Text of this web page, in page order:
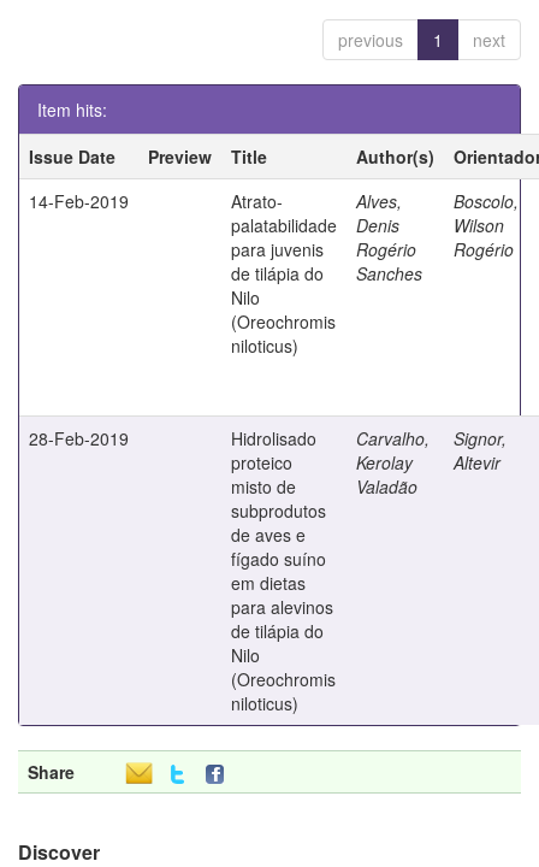
previous 1 next
Item hits:
Issue Date
Preview Title Author(s)
14-Feb-2019
Atrato-
palatabilidade
para juvenis
de tilápia do
Nilo
(Oreochromis
niloticus)
Alves,
Denis
Rogério
Sanches
Boscolo,
Wilson
Rogério
28-Feb-2019
Hidrolisado
proteico
misto de
subprodutos
de aves e
fígado suíno
em dietas
para alevinos
de tilápia do
Nilo
(Oreochromis
niloticus)
Carvalho,
Kerolay
Valadão
Signor,
Altevir
Share
Discover